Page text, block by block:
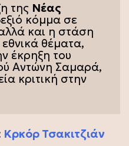
της Νέας
κόμμα σε
και η στάση
θέματα,
έκρηξη του
Αντώνη Σαμαρά,
κριτική στην
Κρκόρ Τσακιτζιάν